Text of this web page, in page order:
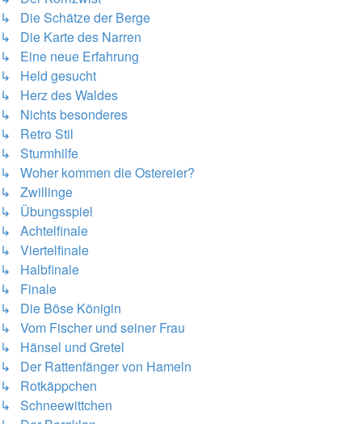
↳ Die Schätze der Berge
↳ Die Karte des Narren
↳ Eine neue Erfahrung
↳ Held gesucht
↳ Herz des Waldes
↳ Nichts besonderes
↳ Retro Stil
↳ Sturmhilfe
↳ Woher kommen die Ostereier?
↳ Zwillinge
↳ Übungsspiel
↳ Achtelfinale
↳ Viertelfinale
↳ Halbfinale
↳ Finale
↳ Die Böse Königin
↳ Vom Fischer und seiner Frau
↳ Hänsel und Gretel
↳ Der Rattenfänger von Hameln
↳ Rotkäppchen
↳ Schneewittchen